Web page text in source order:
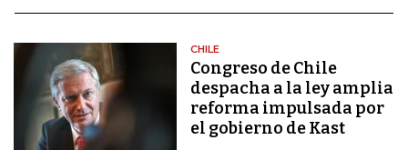
CHILE
Congreso de Chile
despacha a la ley amplia
reforma impulsada por
el gobierno de Kast